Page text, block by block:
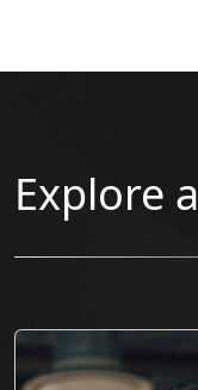
Explore